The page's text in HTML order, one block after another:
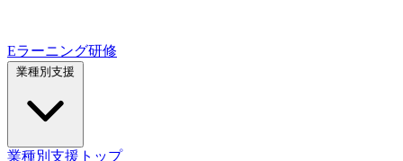
Eラーニング研修
業種別支援トップ